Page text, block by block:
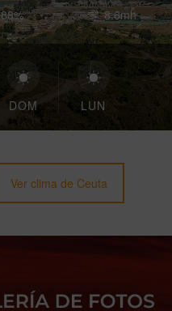
88% 8.6mh
DOM LUN
Ver clima de Ceuta